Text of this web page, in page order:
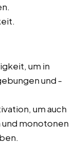
um in
und -
um auch
monotonen